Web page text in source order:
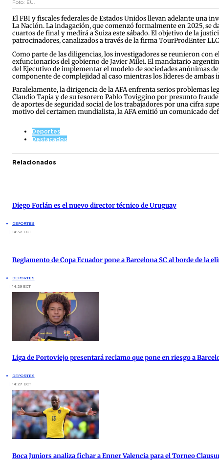
Foto: EU.
El FBI y fiscales federales de Estados Unidos llevan adelante una
La Nación. La indagación, que comenzó formalmente en 2025, se
cuartos de final y medirá a Suiza este sábado. El objetivo de la
patrocinadores, canalizados a través de la firma TourProdEnter
Como parte de las diligencias, los investigadores se reunieron
exfuncionarios del gobierno de Javier Milei. El mandatario
del Ejecutivo de implementar el modelo de sociedades anónimas
componente de complejidad al caso mientras los líderes de
Paralelamente, la dirigencia de la AFA enfrenta serios problemas
Claudio Tapia y de su tesorero Pablo Toviggino por presunto
de aportes de seguridad social de los trabajadores por una cifra
motivo del certamen mundialista, la AFA emitió un comunicado
Deportes
Destacados
Relacionados
Diego Forlán es el nuevo director técnico de Uruguay
DEPORTES
14:32 ECT
Reglamento de Copa Ecuador pone a Barcelona SC al borde de la
DEPORTES
14:29 ECT
Liga de Portoviejo presentará reclamo que pone en riesgo a
DEPORTES
14:27 ECT
Boca Juniors analiza fichar a Enner Valencia para el Torneo